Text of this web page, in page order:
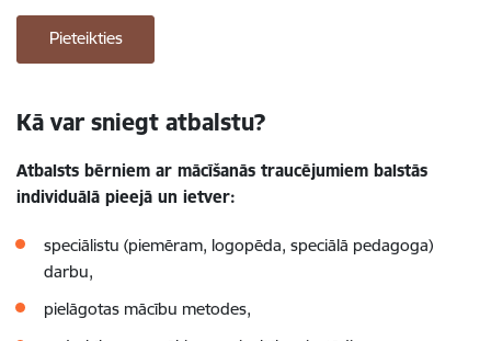
Pieteikties
Kā var sniegt atbalstu?
Atbalsts bērniem ar mācīšanās traucējumiem balstās
individuālā pieejā un ietver:
speciālistu (piemēram, logopēda, speciālā pedagoga)
darbu,
pielāgotas mācību metodes,